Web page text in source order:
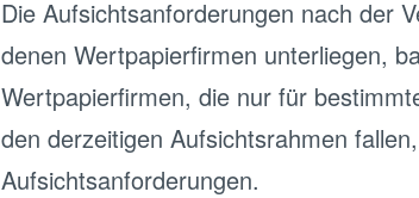
Die Aufsichtsanforderungen nach der
denen Wertpapierfirmen unterliegen,
Wertpapierfirmen, die nur für
den derzeitigen Aufsichtsrahmen
Aufsichtsanforderungen.